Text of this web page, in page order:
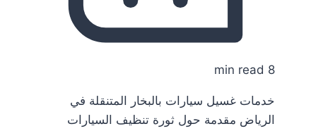
8 min read
خدمات غسيل سيارات بالبخار المتنقلة في
الرياض مقدمة حول ثورة تنظيف السيارات